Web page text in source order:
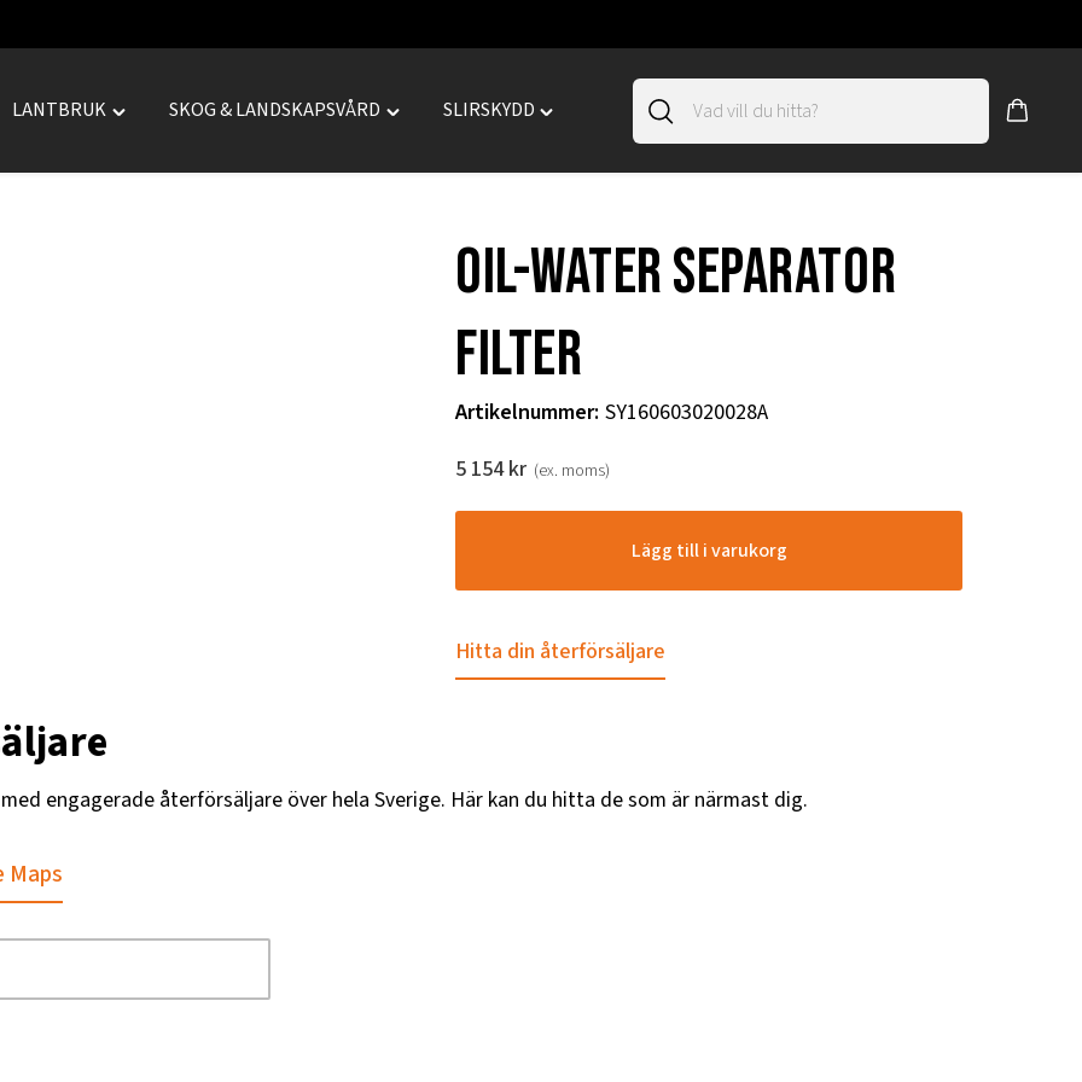
LANTBRUK
Toggle
SKOG & LANDSKAPSVÅRD
Toggle
SLIRSKYDD
Toggle
Oil-water separator
filter
Artikelnummer: SY160603020028A
5 154kr (ex. moms)
Lägg till i varukorg
Hitta din återförsäljare
engagerade återförsäljare över hela Sverige. Här kan du hitta de som är närmast dig.
Maps